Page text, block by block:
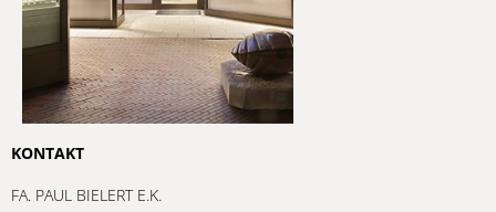
KONTAKT
FA. PAUL BIELERT E.K.